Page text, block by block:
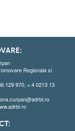
Regionala si
129 970, + 4 0213 13